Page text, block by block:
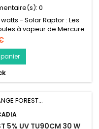
0
- Solar Raptor : Les
à vapeur de Mercure
l'innovation réside en
permetant un éclairage
au plus proche de celui
seront vives et intenses.
5% UV TU90CM 30 W